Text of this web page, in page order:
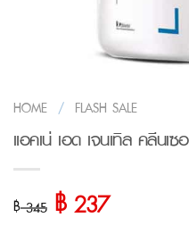
HOME / FLASH SALE
แอคเน่ เอด เจนเทิล คลีน
฿345 Original
฿237Current